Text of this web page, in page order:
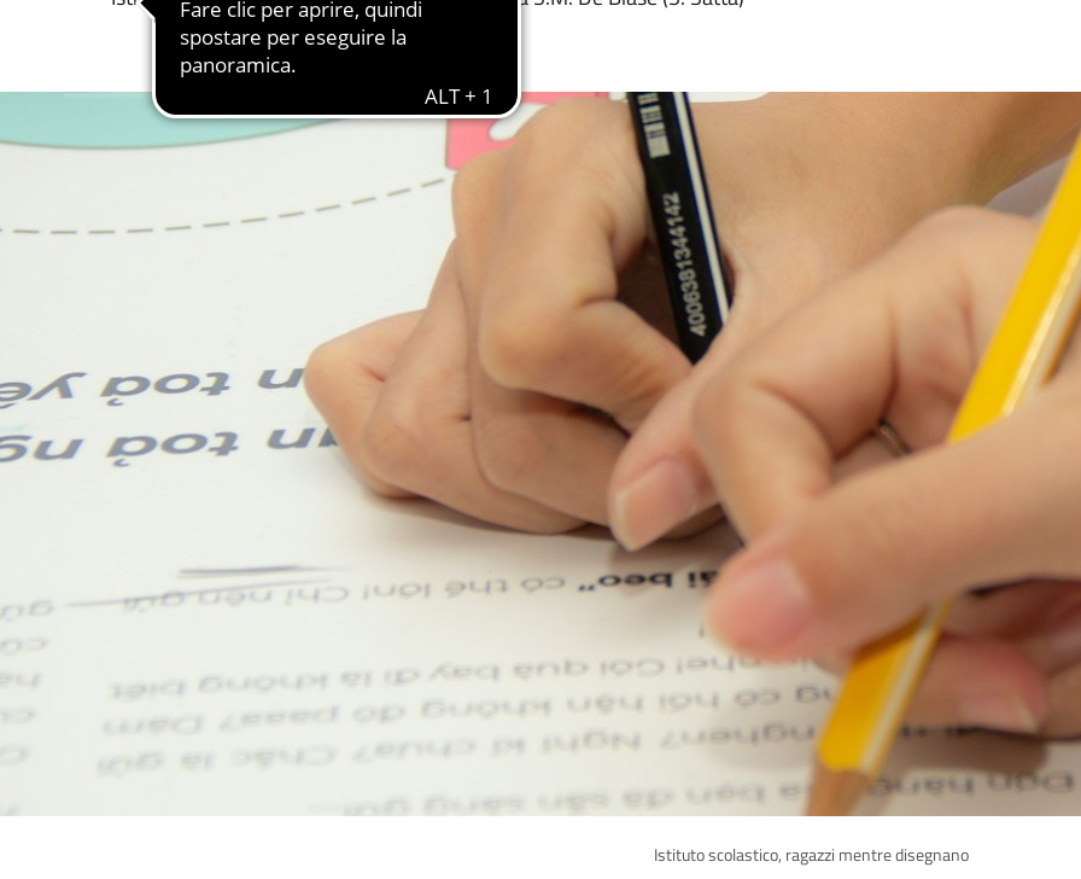
Istituto scolastico, ragazzi mentre disegnano